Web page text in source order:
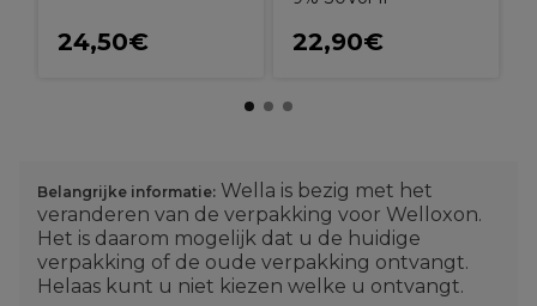
24,50€ 22,90€
Belangrijke informatie: Wella is bezig met het
veranderen van de verpakking voor Welloxon.
Het is daarom mogelijk dat u de huidige
verpakking of de oude verpakking ontvangt.
Helaas kunt u niet kiezen welke u ontvangt.